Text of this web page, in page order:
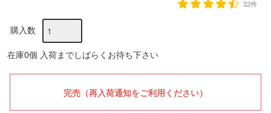
32件
購入数
在庫0個 入荷までしばらくお待ち下さい